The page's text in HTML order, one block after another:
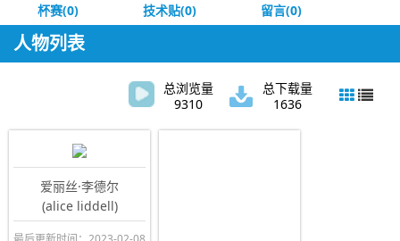
杯赛(0)
技术贴(0) 留言(0)
人物列表
总浏览量
9310
总下载量
1636
爱丽丝·李德尔
(alice liddell)